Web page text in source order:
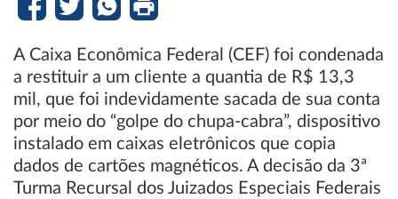
A Caixa Econômica Federal (CEF) foi condenada
a restituir a um cliente a quantia de R$ 13,3
mil, que foi indevidamente sacada de sua conta
por meio do “golpe do chupa-cabra”, dispositivo
instalado em caixas eletrônicos que copia
dados de cartões magnéticos. A decisão da 3ª
Turma Recursal dos Juizados Especiais Federais